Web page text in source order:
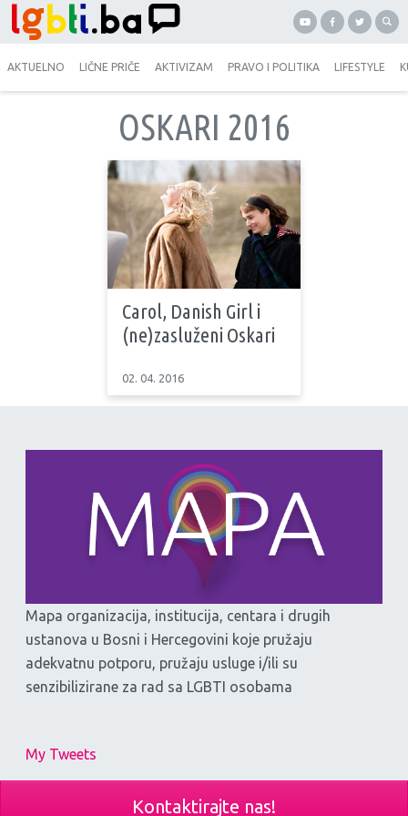
AKTUELNO LIČNE PRIČE AKTIVIZAM PRAVO I POLITIKA LIFESTYLE
OSKARI 2016
Carol, Danish Girl i
(ne)zasluženi Oskari
02. 04. 2016
Mapa organizacija, institucija, centara i drugih
ustanova u Bosni i Hercegovini koje pružaju
adekvatnu potporu, pružaju usluge i/ili su
senzibilizirane za rad sa LGBTI osobama
My Tweets
Kontaktirajte nas!